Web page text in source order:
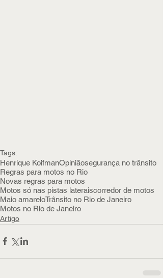
Tags:
Henrique KoifmanOpiniãosegurança no trânsito
Regras para motos no Rio
Novas regras para motos
Motos só nas pistas lateraiscorredor de motos
Maio amareloTrânsito no Rio de Janeiro
Motos no Rio de Janeiro
Artigo